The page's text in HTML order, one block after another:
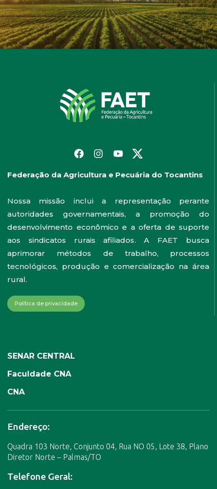
Federação da Agricultura e Pecuária do Tocantins
Nossa missão inclui a representação perante
autoridades governamentais, a promoção do
desenvolvimento econômico e a oferta de suporte
aos sindicatos rurais afiliados. A FAET busca
aprimorar métodos de trabalho, processos
tecnológicos, produção e comercialização na área
rural.
Política de privacidade
SENAR CENTRAL
Faculdade CNA
CNA
Endereço:
Quadra 103 Norte, Conjunto 04, Rua NO 05, Lote 38, Plano
Diretor Norte – Palmas/TO
Telefone Geral: